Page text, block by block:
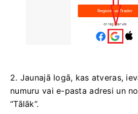
2. Jaunajā logā, kas atveras,
numuru vai e-pasta adresi un
“Tālāk”.